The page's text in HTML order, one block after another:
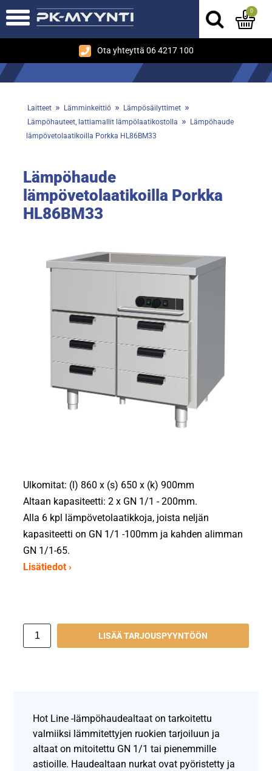
Ota yhteyttä 06 4217 100
0
Laitteet » Lämminkeittiö » Lämpösäilyttimet »
Lämpöhauteet, lattiamallit lämpölaatikostolla »
Lämpöhaude
lämpövetolaatikoilla Porkka HL86BM33
Lämpöhaude
lämpövetolaatikoilla Porkka
HL86BM33
Ulkomitat: (l) 860 x (s) 650 x (k) 900mm
Altaan kapasiteetti: 2 x GN 1/1 - 200mm.
Alla 6 kpl lämpövetolaatikkoja, joista neljän
kapasiteetti on GN 1/1 -100mm ja kahden alimman
GN 1/1-65.
Lisätiedot ›
LISÄÄ TARJOUSPYYNTÖÖN
Hot Line -lämpöhaudealtaat on tarkoitettu
valmiiksi lämmitettyjen ruokien tarjoiluun ja
altaat on mitoitettu GN 1/1 tai pienemmille
astioille. Haudealtaan nurkat ovat pyöristetty ja